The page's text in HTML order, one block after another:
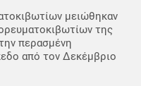
μειώθηκαν
της
περασμένη
από τον Δεκέμβριο